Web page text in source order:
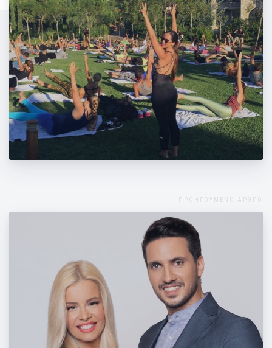
To Navarino challenge είναι προ των
ΠΡΟΗΓΟΥΜΕΝΟ ΑΡΘΡΟ